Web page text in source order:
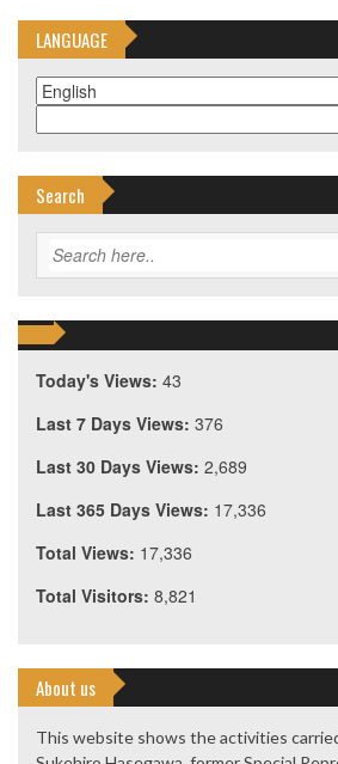
LANGUAGE
Search
Today's Views: 43
Last 7 Days Views: 376
Last 30 Days Views: 2,689
Last 365 Days Views: 17,336
Total Views: 17,336
Total Visitors: 8,821
About us
This website shows the activities